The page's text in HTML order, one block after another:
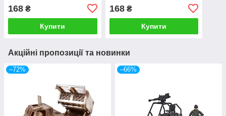
168 ₴
Купити
168₴
Купити
Акційні пропозиції та новинки
–72% –66%